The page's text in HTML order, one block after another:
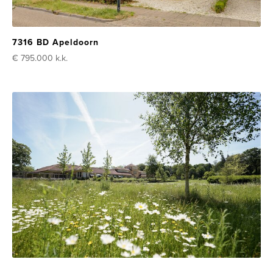
7316 BD Apeldoorn
€ 795.000 k.k.